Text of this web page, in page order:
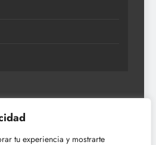
tu experiencia y mostrarte